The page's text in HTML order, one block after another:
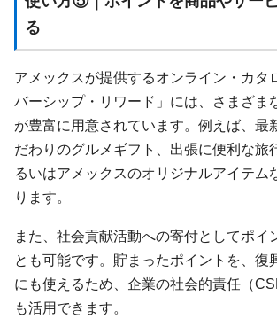
る
アメックスが提供するオンライン・カタ
バーシップ・リワード」には、さまざま
が豊富に用意されています。例えば、最
だわりのグルメギフト、出張に便利な旅
るいはアメックスのオリジナルアイテム
ります。
また、社会貢献活動への寄付としてポイ
とも可能です。貯まったポイントを、復
にも使えるため、企業の社会的責任（
も活用できます。